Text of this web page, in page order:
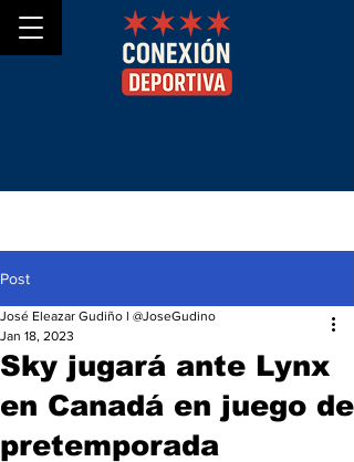
Post
Sky jugará ante Lynx
en Canadá en juego de
pretemporada
José Eleazar Gudiño l @JoseGudino
Jan 18, 2023